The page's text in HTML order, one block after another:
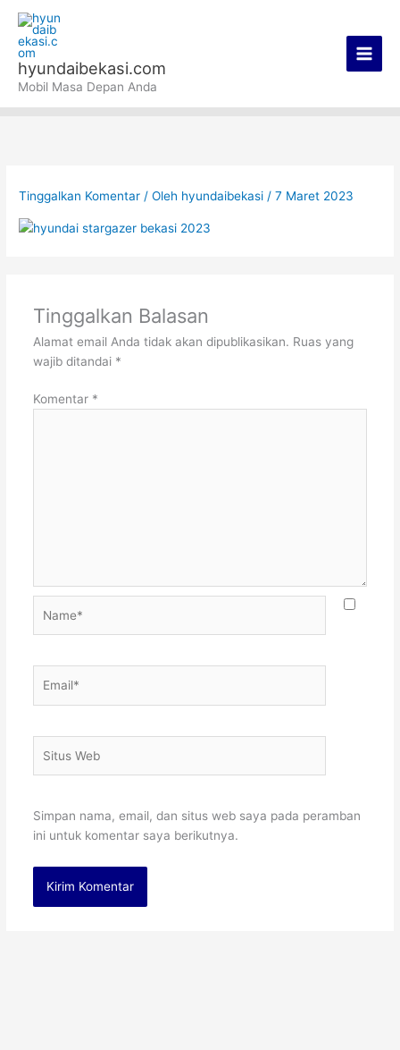
konten
hyundaibekasi.com
Mobil Masa Depan Anda
Tinggalkan Komentar / Oleh hyundaibekasi/7 Maret 2023
Tinggalkan Balasan
Alamat email Anda tidak akan dipublikasikan. Ruas yang
wajib ditandai *
Komentar *
Web
Simpan nama, email, dan situs web saya pada peramban
ini untuk komentar saya berikutnya.